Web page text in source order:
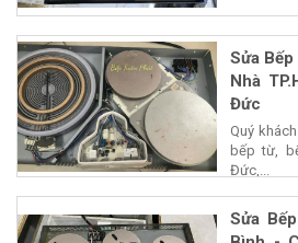
Sửa
Nhà
Đức
Quý
bếp từ,
Đức,...
Sửa